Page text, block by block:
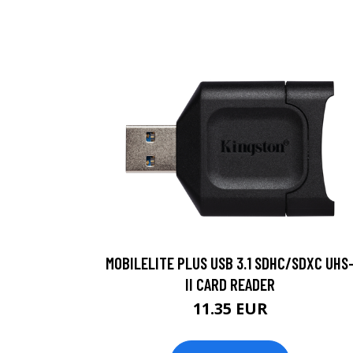
MOBILELITE PLUS USB 3.1 SDHC/SDXC
II CARD READER
11.35 EUR